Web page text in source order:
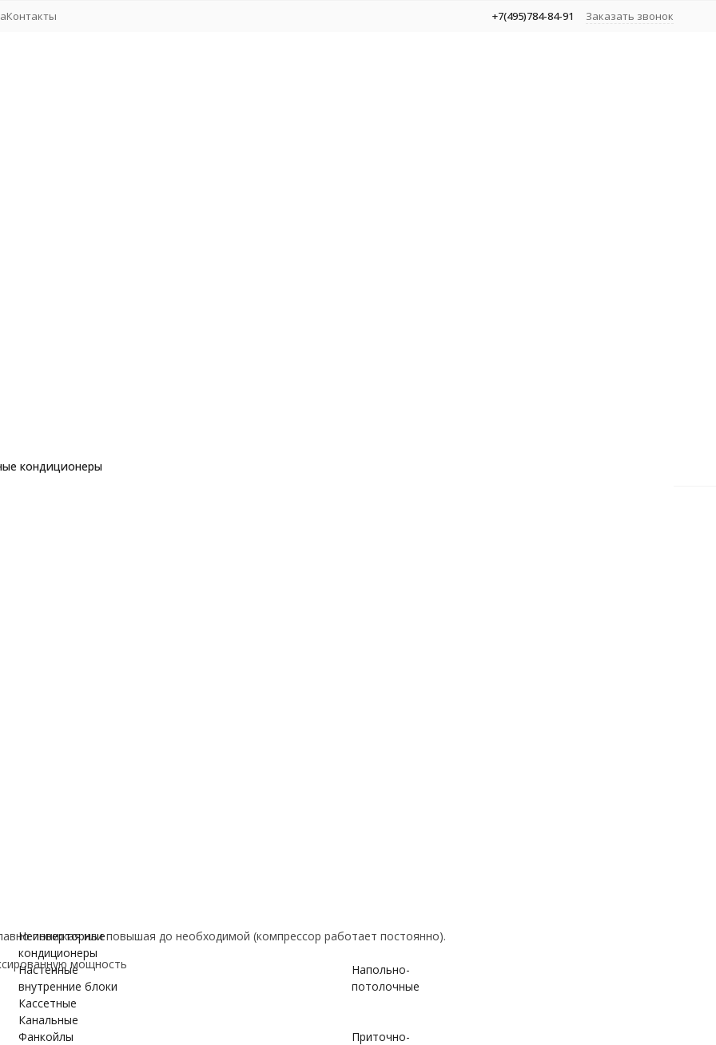
Контакты +7(495)784-84-91 Заказать звонок
кондиционеры
Неинверторные
кондиционеры
Настенные
внутренние блоки
Кассетные
Канальные
Напольно-
потолочные
Фанкойлы
Приточно-
понижая или повышая до необходимой (компрессор работает постоянно).
мощность